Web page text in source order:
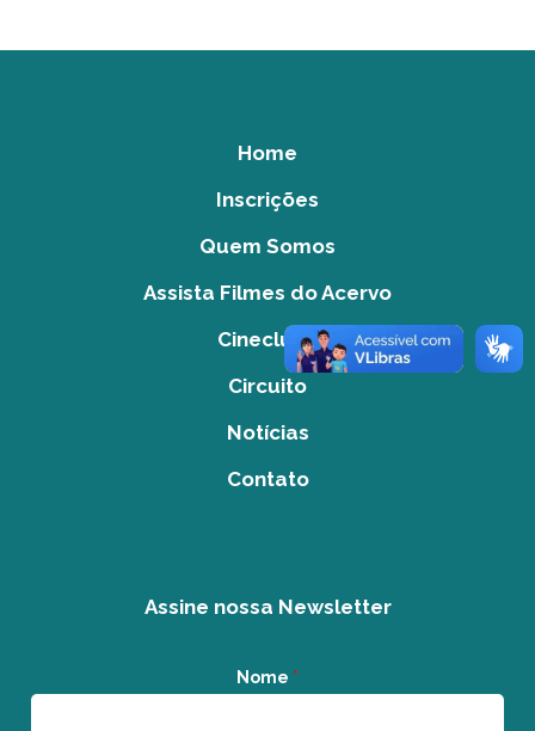
Home
Inscrições
Quem Somos
Assista Filmes do Acervo
Cineclube
Circuito
Notícias
Contato
Assine nossa Newsletter
Nome *